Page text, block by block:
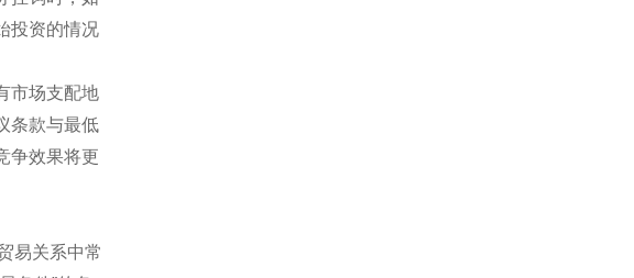
投资的情况
市场支配地
条款与最低
争效果将更
易关系中常